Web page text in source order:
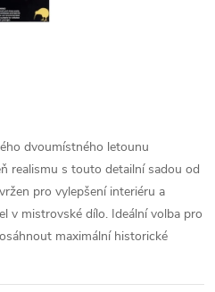
dvoumístného letounu
realismu s touto detailní sadou od
pro vylepšení interiéru a
v mistrovské dílo. Ideální volba pro
maximální historické